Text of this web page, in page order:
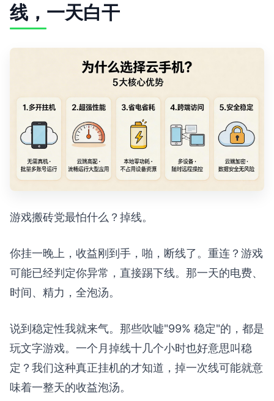
线，一天白干
游戏搬砖党最怕什么？掉线。
你挂一晚上，收益刚到手，啪，断线了。重连？游戏
可能已经判定你异常，直接踢下线。那一天的电费、
时间、精力，全泡汤。
说到稳定性我就来气。那些吹嘘"99% 稳定"的，都是
玩文字游戏。一个月掉线十几个小时也好意思叫稳
定？我们这种真正挂机的才知道，掉一次线可能就意
味着一整天的收益泡汤。